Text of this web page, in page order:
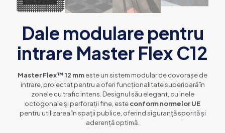
Dale modulare pentru
intrare Master Flex C12
Master Flex™ 12 mmeste un sistem modular de covorașe de
intrare, proiectat pentru a oferi funcționalitate superioară în
zonele cu trafic intens. Designul său elegant, cu inele
octogonale și perforații fine, esteconform normelor UE
pentru utilizarea în spații publice, oferind siguranță sporită și
aderență optimă.